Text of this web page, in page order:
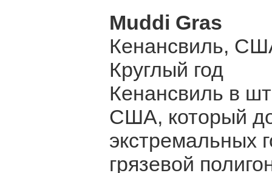
Muddi Gras
Кенансвиль,
Круглый год
Кенансвиль в
США, который
экстремальных
грязевой